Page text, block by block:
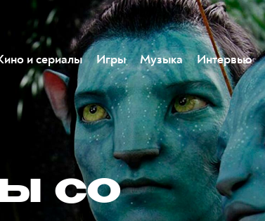
и сериалы Игры Музыка Интервью
со